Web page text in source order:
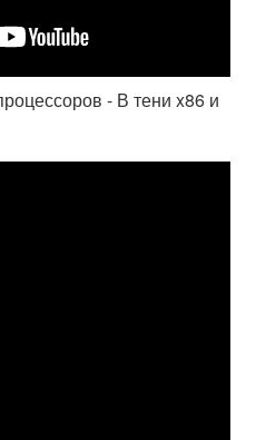
- В тени x86 и